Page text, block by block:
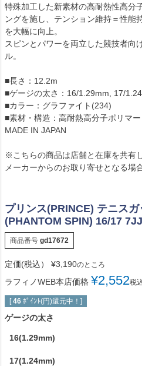
特殊加工した新素材の高耐熱性高分
ングを施し、テンション維持＝性能
を大幅に向上。
スピンとパワーを両立した競技者向
ル。
■長さ：12.2m
■ゲージの太さ：16/1.29mm, 17/
■カラー：グラファイト(234)
■素材・構造：高耐熱高分子ポリマ
MADE IN JAPAN
※こちらの商品は店舗と在庫を共有
メーカーからのお取り寄せとなる場
プリンス(PRINCE) テニス
(PHANTOM SPIN) 16/17
商品番号 gd17672
定価(税込） ¥3,190のところ
ラフィノWEB本店価格 ¥2,552税
[ 46 ﾎﾟｲﾝﾄ(円)還元中！]
ゲージの太さ
16(1.29mm)
17(1.24mm)